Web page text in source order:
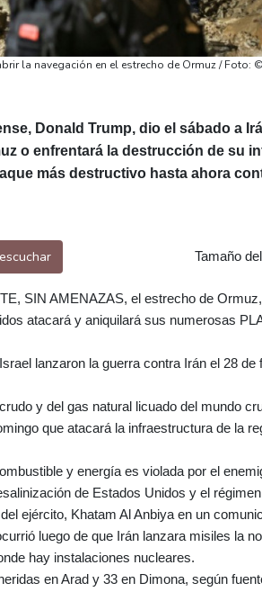
la navegación en el estrecho de Ormuz / Foto:
Donald Trump, dio el sábado a
o enfrentará la destrucción de su
más destructivo hasta ahora
Tamaño
SIN AMENAZAS, el estrecho de
atacará y aniquilará sus numerosas
lanzaron la guerra contra Irán el 28 de
y del gas natural licuado del mundo
que atacará la infraestructura de la
y energía es violada por el
de Estados Unidos y el
ejército, Khatam Al Anbiya en un
luego de que Irán lanzara misiles la
hay instalaciones nucleares.
en Arad y 33 en Dimona, según